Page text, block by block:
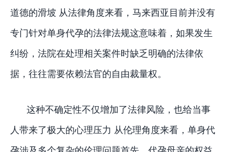
道德的滑坡 从法律角度来看，马来西亚目前并没有
专门针对单身代孕的法律法规这意味着，如果发生
纠纷，法院在处理相关案件时缺乏明确的法律依
据，往往需要依赖法官的自由裁量权。
这种不确定性不仅增加了法律风险，也给当事
人带来了极大的心理压力 从伦理角度来看，单身代